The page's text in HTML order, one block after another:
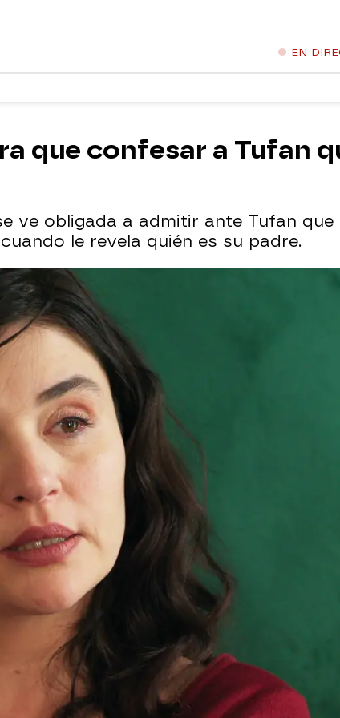
EN
que confesar a Tufan
ve obligada a admitir ante Tufan
le revela quién es su padre.
Whatsapp
de que Güzide le revelara a
biológica. Decidido a aclararlo todo,
para hablar con la mujer que
si su esposa es realmente la
que, para ella, Civan es como